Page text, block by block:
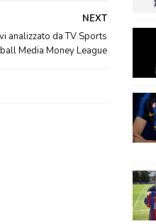
NEXT
analizzato da TV Sports
Media Money League